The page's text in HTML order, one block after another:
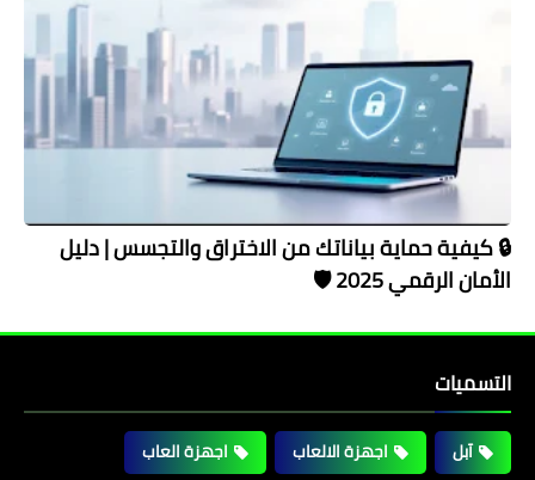
🔒 كيفية حماية بياناتك من الاختراق والتجسس | دليل
الأمان الرقمي 2025 🛡️
التسميات
آبل اجهزة الالعاب
اجهزة العاب